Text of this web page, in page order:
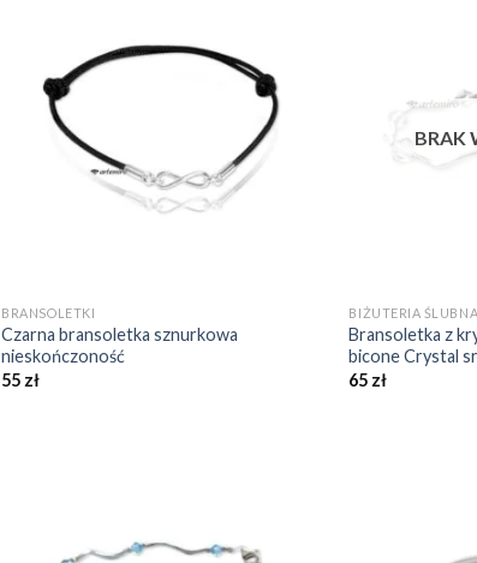
ulubionych
❤️
BRANSOLETKI
Czarna bransoletka sznurkowa
nieskończoność
55 zł
BRAK
BIŻUTERIA ŚLUBNA
Bransoletka z
bicone Crystal
65 zł